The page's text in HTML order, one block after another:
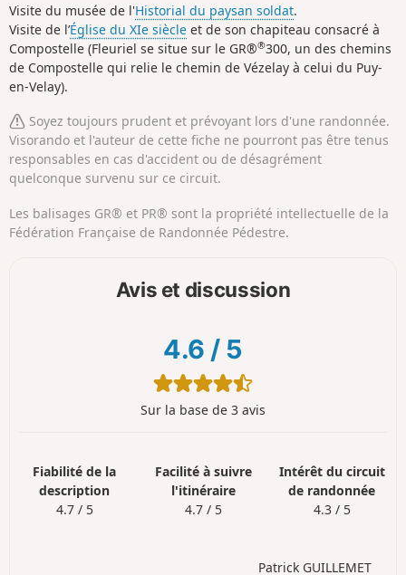
Visite du musée de l'Historial du paysan soldat.
Visite de l’Église du XIe siècle et de son chapiteau consacré à
Compostelle (Fleuriel se situe sur le GR®®300, un des chemins
de Compostelle qui relie le chemin de Vézelay à celui du Puy-
en-Velay).
Soyez toujours prudent et prévoyant lors d'une randonnée.
Visorando et l'auteur de cette fiche ne pourront pas être tenus
responsables en cas d'accident ou de désagrément
quelconque survenu sur ce circuit.
Les balisages GR® et PR® sont la propriété intellectuelle de la
Fédération Française de Randonnée Pédestre.
Avis et discussion
4.6 / 5
Sur la base de 3 avis
Fiabilité de la
description
4.7 / 5
Facilité à suivre
l'itinéraire
4.7 / 5
Intérêt du circuit
de randonnée
4.3 / 5
Patrick GUILLEMET